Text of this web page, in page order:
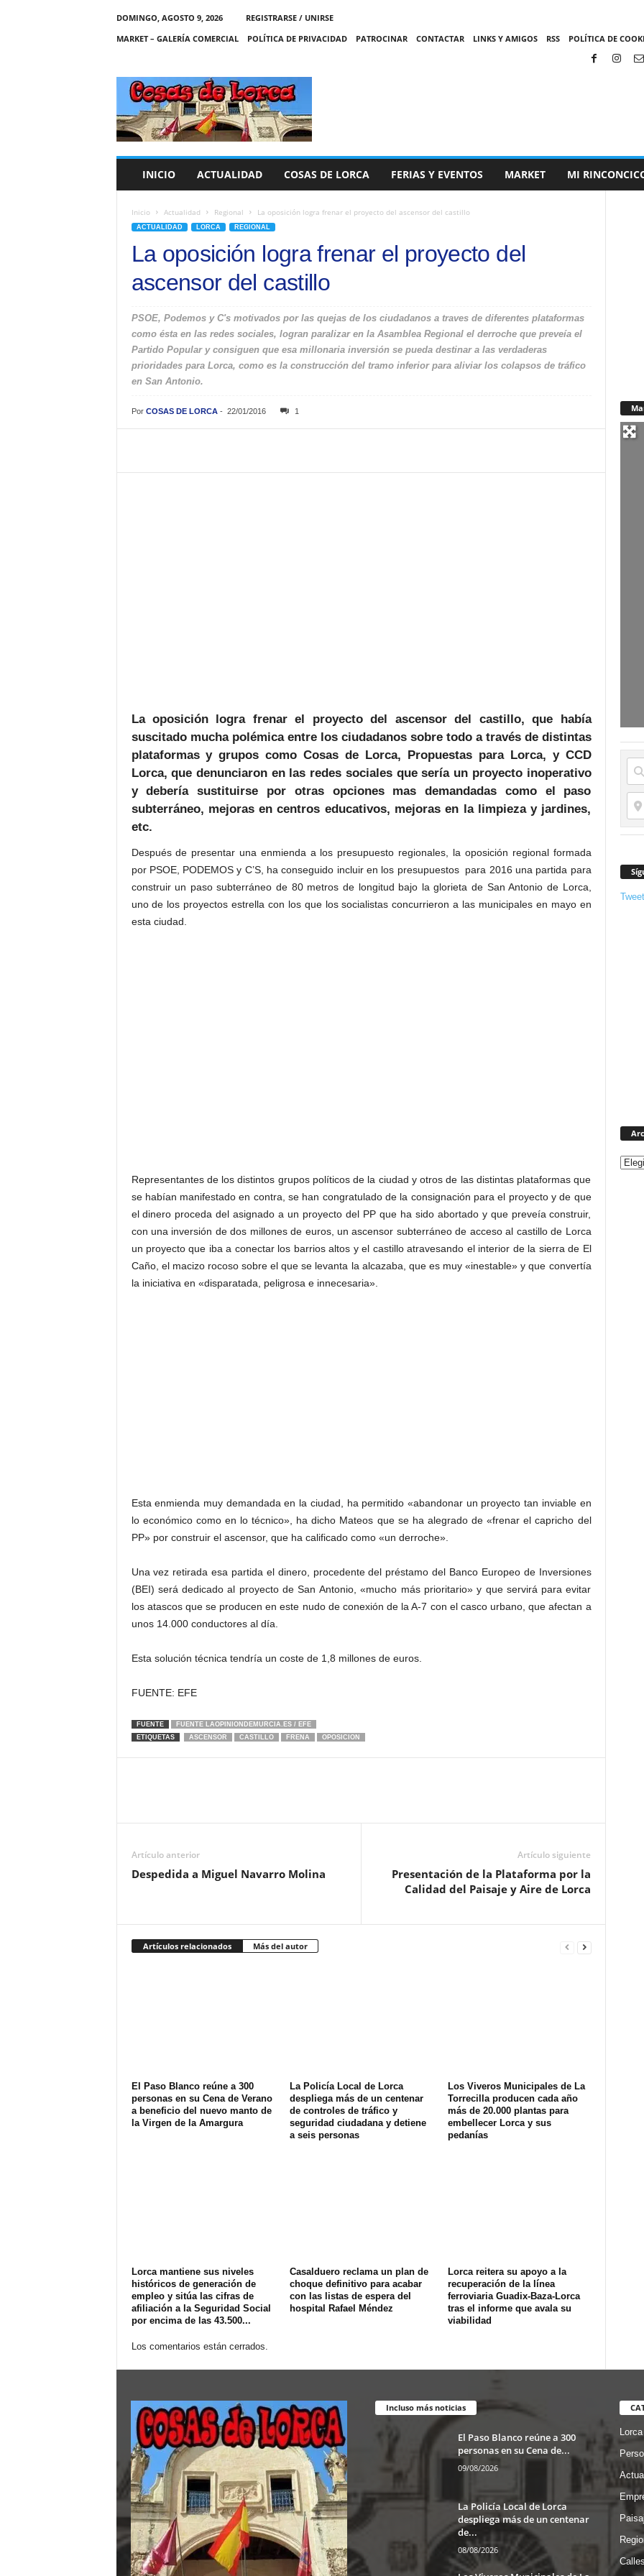
DOMINGO, AGOSTO 9, 2026
REGISTRARSE / UNIRSE
MARKET – GALERÍA COMERCIAL
POLÍTICA DE PRIVACIDAD PATROCINAR CONTACTAR LINKS Y AMIGOS RSS POLÍTICA DE
C
A
S
INICIO ACTUALIDAD COSAS DE LORCA FERIAS Y EVENTOS MARKET MI
Inicio Actualidad Regional La oposición logra frenar el proyecto del ascensor del castillo
ACTUALIDAD LORCA REGIONAL
La oposición logra frenar el proyecto del
ascensor del castillo
PSOE, Podemos y C's motivados por las quejas de los ciudadanos a traves de diferentes plataformas
como ésta en las redes sociales, logran paralizar en la Asamblea Regional el derroche que preveía el
Partido Popular y consiguen que esa millonaria inversión se pueda destinar a las verdaderas
prioridades para Lorca, como es la construcción del tramo inferior para aliviar los colapsos de tráfico
en San Antonio.
Por COSAS DE LORCA- 22/01/2016 1
La oposición logra frenar el proyecto del ascensor del castillo, que había
suscitado mucha polémica entre los ciudadanos sobre todo a través de distintas
plataformas y grupos como Cosas de Lorca, Propuestas para Lorca, y CCD
Lorca, que denunciaron en las redes sociales que sería un proyecto inoperativo
y debería sustituirse por otras opciones mas demandadas como el paso
subterráneo, mejoras en centros educativos, mejoras en la limpieza y jardines,
etc.
Después de presentar una enmienda a los presupuesto regionales, la oposición regional formada
por PSOE, PODEMOS y C’S, ha conseguido incluir en los presupuestos para 2016 una partida para
construir un paso subterráneo de 80 metros de longitud bajo la glorieta de San Antonio de Lorca,
uno de los proyectos estrella con los que los socialistas concurrieron a las municipales en mayo en
esta ciudad.
Representantes de los distintos grupos políticos de la ciudad y otros de las distintas plataformas que
se habían manifestado en contra, se han congratulado de la consignación para el proyecto y de que
el dinero proceda del asignado a un proyecto del PP que ha sido abortado y que preveía construir,
con una inversión de dos millones de euros, un ascensor subterráneo de acceso al castillo de Lorca
un proyecto que iba a conectar los barrios altos y el castillo atravesando el interior de la sierra de El
Caño, el macizo rocoso sobre el que se levanta la alcazaba, que es muy «inestable» y que convertía
la iniciativa en «disparatada, peligrosa e innecesaria».
Esta enmienda muy demandada en la ciudad, ha permitido «abandonar un proyecto tan inviable en
lo económico como en lo técnico», ha dicho Mateos que se ha alegrado de «frenar el capricho del
PP» por construir el ascensor, que ha calificado como «un derroche».
Una vez retirada esa partida el dinero, procedente del préstamo del Banco Europeo de Inversiones
(BEI) será dedicado al proyecto de San Antonio, «mucho más prioritario» y que servirá para evitar
los atascos que se producen en este nudo de conexión de la A-7 con el casco urbano, que afectan a
unos 14.000 conductores al día.
Esta solución técnica tendría un coste de 1,8 millones de euros.
FUENTE: EFE
FUENTE
FUENTE LAOPINIONDEMURCIA.ES / EFE
ETIQUETAS
ASCENSOR CASTILLO FRENA OPOSICION
Artículo anterior
Despedida a Miguel Navarro Molina
Artículo siguiente
Presentación de la Plataforma por la
Calidad del Paisaje y Aire de Lorca
Artículos relacionados Más del autor
El Paso Blanco reúne a 300
personas en su Cena de Verano
a beneficio del nuevo manto de
la Virgen de la Amargura
La Policía Local de Lorca
despliega más de un centenar
de controles de tráfico y
seguridad ciudadana y detiene
a seis personas
Los Viveros Municipales de La
Torrecilla producen cada año
más de 20.000 plantas para
embellecer Lorca y sus
pedanías
Lorca mantiene sus niveles
históricos de generación de
empleo y sitúa las cifras de
afiliación a la Seguridad Social
por encima de las 43.500...
Casalduero reclama un plan de
choque definitivo para acabar
con las listas de espera del
hospital Rafael Méndez
Lorca reitera su apoyo a la
recuperación de la línea
ferroviaria Guadix-Baza-Lorca
tras el informe que avala su
viabilidad
Los comentarios están cerrados.
Incluso más noticias
El Paso Blanco reúne a 300
personas en su Cena de...
09/08/2026
La Policía Local de Lorca
despliega más de un centenar
de...
08/08/2026
Lorca